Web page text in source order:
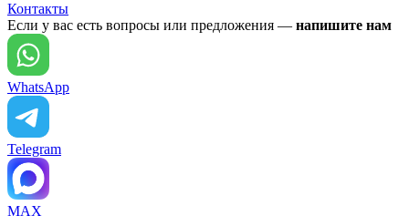
Контакты
Если у вас есть вопросы или предложения — напишите нам
WhatsApp
Telegram
MAX